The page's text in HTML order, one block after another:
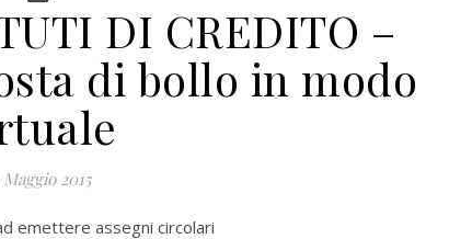
DI CREDITO –
di bollo in modo
Maggio 2015
emettere assegni circolari